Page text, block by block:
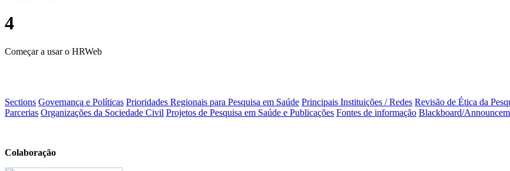
4
Começar a usar o HRWeb
Sections Governança e Políticas Prioridades Regionais para Pesquisa em Saúde Principais Instituições / Redes Revisão de Ética da
Parcerias Organizações da Sociedade Civil Projetos de Pesquisa em Saúde e Publicações Fontes de informação Blackboard/
Colaboração